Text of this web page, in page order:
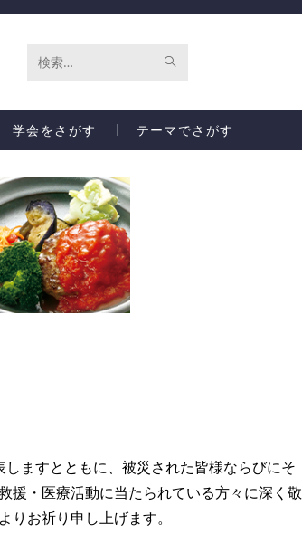
サ
ト
検
索
学会をさがす テーマでさがす
ますとともに、被災された皆様ならびにそ
援・医療活動に当たられている方々に深く敬
お祈り申し上げます。